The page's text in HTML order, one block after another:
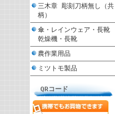
三木章 彫刻刀柄無し（共
柄）
傘・レインウェア・長靴
乾燥機・長靴
農作業用品
ミツトモ製品
QRコード